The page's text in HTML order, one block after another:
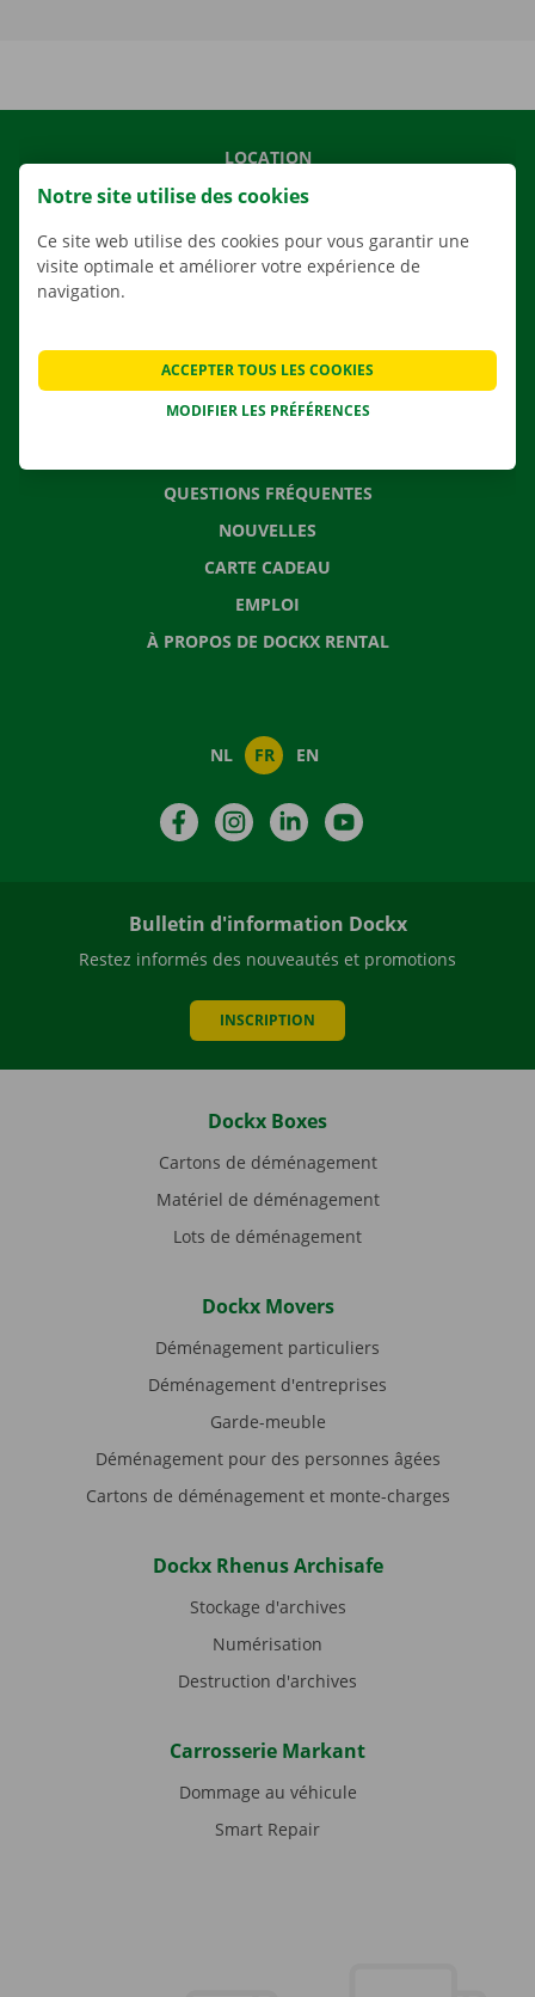
LOCATION
NOS VÉHICULES
NOS SERVICES
AGENCES
QUESTIONS FRÉQUENTES
NOUVELLES
CARTE CADEAU
EMPLOI
À PROPOS DE DOCKX RENTAL
NL FR EN
FacebookInstagramLinkedIn
Bulletin d'information Dockx
Restez informés des nouveautés et promotions
INSCRIPTION
Dockx Boxes
Cartons de déménagement
Matériel de déménagement
Lots de déménagement
Dockx Movers
Déménagement particuliers
Déménagement d'entreprises
Garde-meuble
Déménagement pour des personnes âgées
Cartons de déménagement et monte-charges
Dockx Rhenus Archisafe
Stockage d'archives
Numérisation
Destruction d'archives
Carrosserie Markant
Dommage au véhicule
Smart Repair
Notre site utilise des cookies
Ce site web utilise des cookies pour vous garantir une
visite optimale et améliorer votre expérience de
navigation.
MODIFIER LES PRÉFÉRENCES
ACCEPTER TOUS LES COOKIES